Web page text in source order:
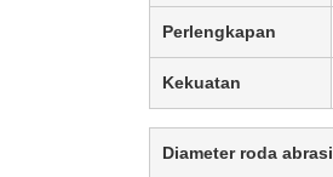
Perlengkapan
Kekuatan
Diameter roda abrasi